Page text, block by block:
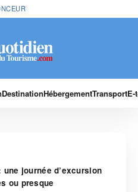
DestinationHébergementTransport
journée d’excursion
ou presque